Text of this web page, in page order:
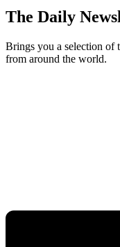
The Daily
Brings you a selection of
from around the world.